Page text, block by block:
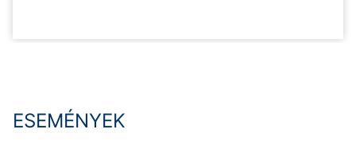
ESEMÉNYEK